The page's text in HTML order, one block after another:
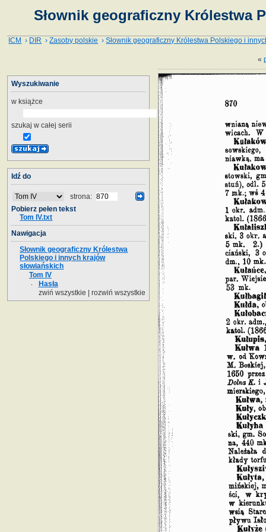
Słownik geograficzny Królestwa
ICM › DIR ›Zasoby polskie ›Słownik geograficzny Królestwa Polskiego i
«
Wyszukiwanie
w książce
szukaj w całej serii
Idź do
strona:
Pobierz pełen tekst
Tom IV.txt
Nawigacja
Słownik geograficzny Królestwa
Polskiego i innych krajów
słowiańskich
Tom IV
Hasła
zwiń wszystkie
rozwiń wszystkie